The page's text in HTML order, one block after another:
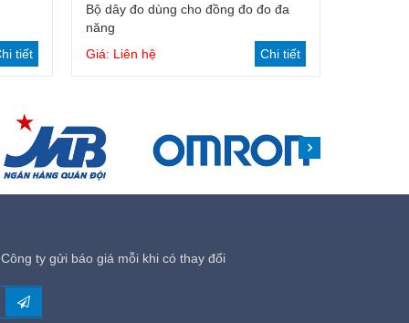
tiết
Bộ dây đo dùng cho đồng đo đo đa
năng
Giá: Liên hệ
Chi tiết
ty gửi báo giá mỗi khi có thay đổi